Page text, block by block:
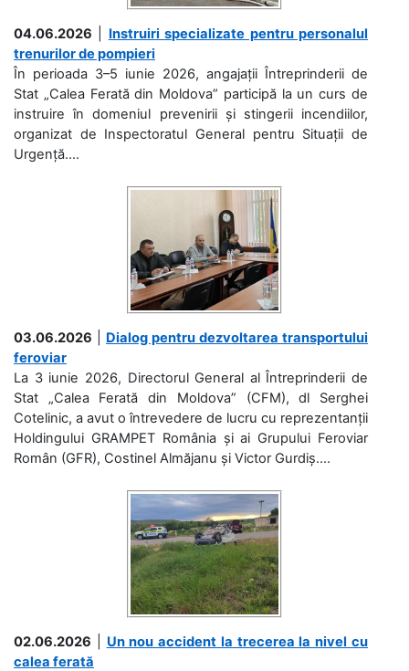
04.06.2026
Instruiri specializate pentru personalul
trenurilor de pompieri
În perioada 3–5 iunie 2026, angajații Întreprinderii de
Stat „Calea Ferată din Moldova” participă la un curs de
instruire în domeniul prevenirii și stingerii incendiilor,
organizat de Inspectoratul General pentru Situații de
Urgență....
03.06.2026
Dialog pentru dezvoltarea transportului
feroviar
La 3 iunie 2026, Directorul General al Întreprinderii de
Stat „Calea Ferată din Moldova” (CFM), dl Serghei
Cotelinic, a avut o întrevedere de lucru cu reprezentanții
Holdingului GRAMPET România și ai Grupului Feroviar
Român (GFR), Costinel Almăjanu și Victor Gurdiș....
02.06.2026
Un nou accident la trecerea la nivel cu
calea ferată